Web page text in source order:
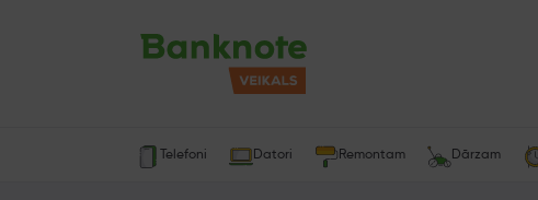
Telefoni Datori Remontam Dārzam